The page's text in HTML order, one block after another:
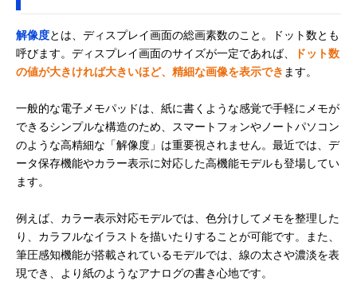
解像度とは、ディスプレイ画面の総画素数のこと。ドット数とも
呼びます。ディスプレイ画面のサイズが一定であれば、
ドット数
の値が大きければ大きいほど、精細な画像を表示でき ます。
一般的な電子メモパッドは、紙に書くような感覚で手軽にメモが
できるシンプルな構造のため、スマートフォンやノートパソコン
のような高精細な「解像度」は重要視されません。最近では、デ
ータ保存機能やカラー表示に対応した高機能モデルも登場してい
ます。
例えば、カラー表示対応モデルでは、色分けしてメモを整理した
り、カラフルなイラストを描いたりすることが可能です。また、
筆圧感知機能が搭載されているモデルでは、線の太さや濃淡を表
現でき、より紙のようなアナログの書き心地です。